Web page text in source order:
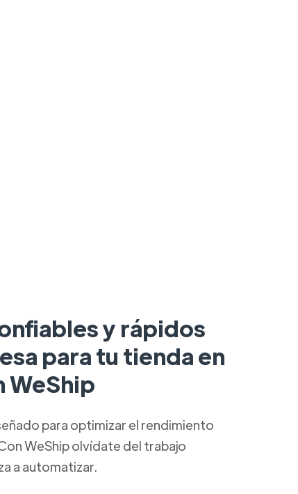
y rápidos
para tu tienda en
WeShip
para optimizar el rendimiento
WeShip olvídate del trabajo
a automatizar.